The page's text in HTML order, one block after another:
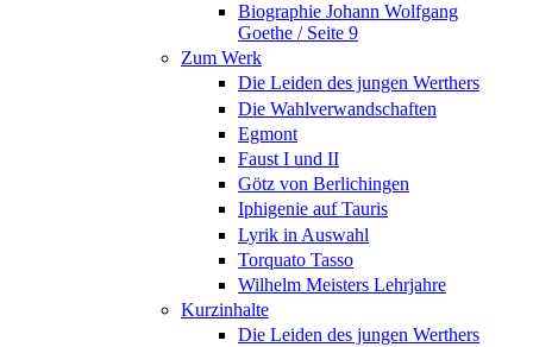
Biographie Johann Wolfgang
Goethe / Seite 9
Zum Werk
Die Leiden des jungen Werthers
Die Wahlverwandschaften
Egmont
Faust I und II
Götz von Berlichingen
Iphigenie auf Tauris
Lyrik in Auswahl
Torquato Tasso
Wilhelm Meisters Lehrjahre
Kurzinhalte
Die Leiden des jungen Werthers